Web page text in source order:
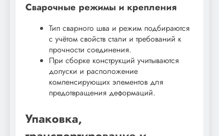
Сварочные режимы и крепления
Тип сварного шва и режим подбираются
с учётом свойств стали и требований к
прочности соединения.
При сборке конструкций учитываются
допуски и расположение
компенсирующих элементов для
предотвращения деформаций.
Упаковка,